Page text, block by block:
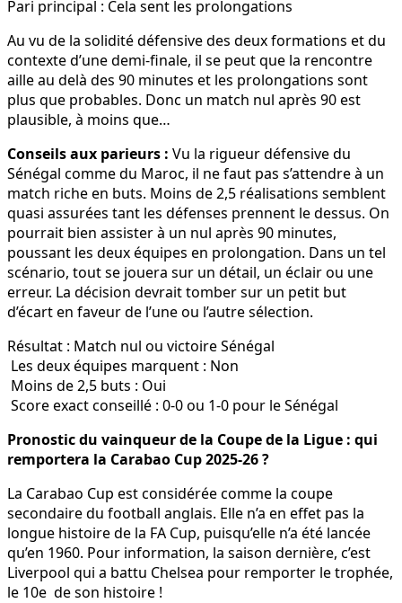
Pari principal : Cela sent les prolongations
Au vu de la solidité défensive des deux formations et du
contexte d’une demi-finale, il se peut que la rencontre
aille au delà des 90 minutes et les prolongations sont
plus que probables. Donc un match nul après 90 est
plausible, à moins que…
Conseils aux parieurs : Vu la rigueur défensive du
Sénégal comme du Maroc, il ne faut pas s’attendre à un
match riche en buts. Moins de 2,5 réalisations semblent
quasi assurées tant les défenses prennent le dessus. On
pourrait bien assister à un nul après 90 minutes,
poussant les deux équipes en prolongation. Dans un tel
scénario, tout se jouera sur un détail, un éclair ou une
erreur. La décision devrait tomber sur un petit but
d’écart en faveur de l’une ou l’autre sélection.
Résultat : Match nul ou victoire Sénégal
Les deux équipes marquent : Non
Moins de 2,5 buts : Oui
Score exact conseillé : 0-0 ou 1-0 pour le Sénégal
Pronostic du vainqueur de la Coupe de la Ligue : qui
remportera la Carabao Cup 2025-26 ?
La Carabao Cup est considérée comme la coupe
secondaire du football anglais. Elle n’a en effet pas la
longue histoire de la FA Cup, puisqu’elle n’a été lancée
qu’en 1960. Pour information, la saison dernière, c’est
Liverpool qui a battu Chelsea pour remporter le trophée,
le 10e de son histoire !